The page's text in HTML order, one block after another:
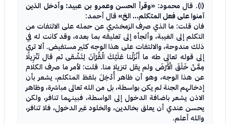
(١). قال محمود:
«وقرأ الحسن وعمرو بن عبيد: وأدخل الذين
آمنوا على فعل المتكلم... الخ» قال أحمد:
فان قلت: ما الذي صرف الزمخشري عن حمله على الالتفات من
التكلم إلى الغيبة، وألجأه إلى تعليقه بما بعده، وقد كانت له في
ذلك مندوحة، والالتفات على هذا الوجه كثير مستفيض. ألا ترى
إلى قوله تعالى طه ما أَنْزَلْنا عَلَيْكَ الْقُرْآنَ لِتَشْقى ثم قال تَنْزِيلًا
مِمَّنْ خَلَقَ الْأَرْضَ ولم يقل تنزيلا منا. قلت: لأمر ما صرف الكلام
عن هذا الوجه، وهو أن ظاهر أُدْخِلَ بلفظ المتكلم، يشعر بأن
إدخالهم الجنة لم يكن بواسطة، بل من الله تعالى مباشرة، وظاهر
الاذن يشعر باضافة الدخول إلى الواسطة، فبينهما تنافر، ولكن
يحسن عندي أن يعلق بخالدين، والخلود غير الدخول، فلا تنافر،
والله أعلم.